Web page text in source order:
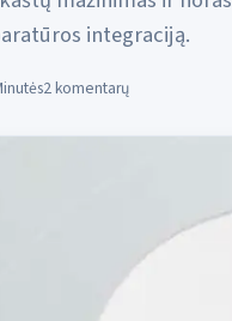
integraciją.
2 komentarų